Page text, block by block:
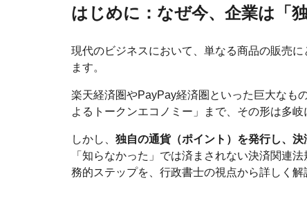
はじめに：なぜ今、企業は「
現代のビジネスにおいて、単なる商品の販売
ます。
楽天経済圏やPayPay経済圏といった巨大なも
よるトークンエコノミー」まで、その形は多岐
しかし、 独自の通貨（ポイント）を発行し、
「知らなかった」では済まされない決済関連
務的ステップを、行政書士の視点から詳しく解